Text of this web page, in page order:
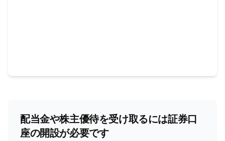
配当金や株主優待を受け取るには証券口
座の開設が必要です